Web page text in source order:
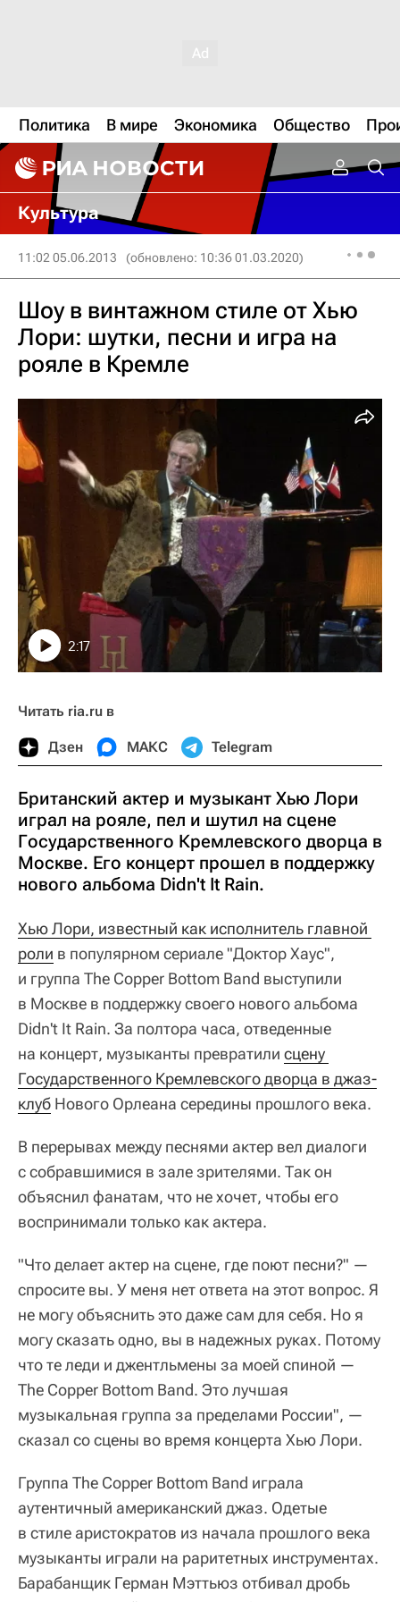
Политика В мире Экономика Общество
Культура
11:02 05.06.2013 (обновлено: 10:36 01.03.2020)
Шоу в винтажном стиле от Хью
Лори: шутки, песни и игра на
рояле в Кремле
2:17
Читать ria.ru в
Дзен МАКС Telegram
Британский актер и музыкант Хью Лори
играл на рояле, пел и шутил на сцене
Государственного Кремлевского дворца в
Москве. Его концерт прошел в поддержку
нового альбома Didn't It Rain.
Хью Лори, известный как исполнитель главной
роли в популярном сериале "Доктор Хаус",
и группа The Copper Bottom Band выступили
в Москве в поддержку своего нового альбома
Didn't It Rain. За полтора часа, отведенные
на концерт, музыканты превратили сцену
Государственного Кремлевского дворца в джаз-
клуб Нового Орлеана середины прошлого века.
В перерывах между песнями актер вел диалоги
с собравшимися в зале зрителями. Так он
объяснил фанатам, что не хочет, чтобы его
воспринимали только как актера.
"Что делает актер на сцене, где поют песни?" —
спросите вы. У меня нет ответа на этот вопрос. Я
не могу объяснить это даже сам для себя. Но я
могу сказать одно, вы в надежных руках. Потому
что те леди и джентльмены за моей спиной —
The Copper Bottom Band. Это лучшая
музыкальная группа за пределами России", —
сказал со сцены во время концерта Хью Лори.
Группа The Copper Bottom Band играла
аутентичный американский джаз. Одетые
в стиле аристократов из начала прошлого века
музыканты играли на раритетных инструментах.
Барабанщик Герман Мэттьюз отбивал дробь